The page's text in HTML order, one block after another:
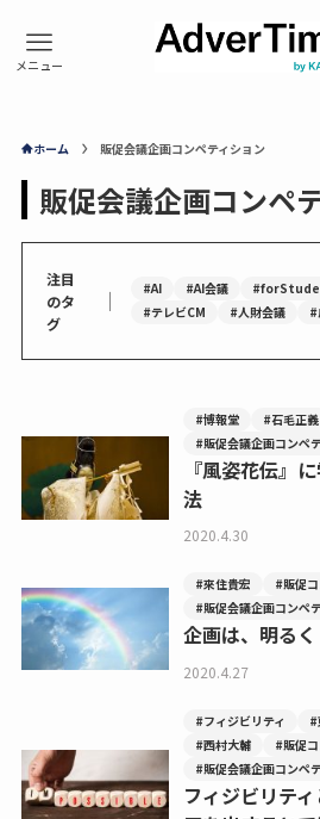
ホーム 販促会議企画コンペティション
販促会議企画コンペ
注目
のタ
グ
｜ #AI #AI会議
#テレビCM
#人財会議 #
#博報堂 #石毛正義
#販促会議企画コンペ
『風姿花伝』
法
2020.4.30
#來住貴宏
#販促
#販促会議企画コンペ
企画は、明る
2020.4.27
#フィジビリティ
#
#西村大輔
#販促
#販促会議企画コンペ
フィジビリテ